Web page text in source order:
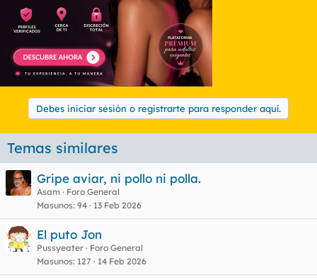
Debes iniciar sesión o registrarte para responder aquí.
Temas similares
Gripe aviar, ni pollo ni polla.
Asam
Foro General
Masunos 94 13 Feb 2026
El puto Jon
Pussyeater
Foro General
Masunos 127 14 Feb 2026